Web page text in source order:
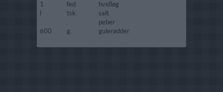
1
fed
hvidløg
tsk.
salt
peber
600
g. gulerødder